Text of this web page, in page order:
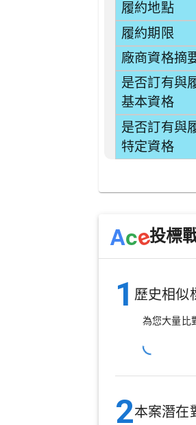
履約地點
履約期限
廠商資格摘
是否訂有與
基本資格
是否訂有與
特定資格
Ace投標
1 歷史相似
為您大量比
2本案潛在